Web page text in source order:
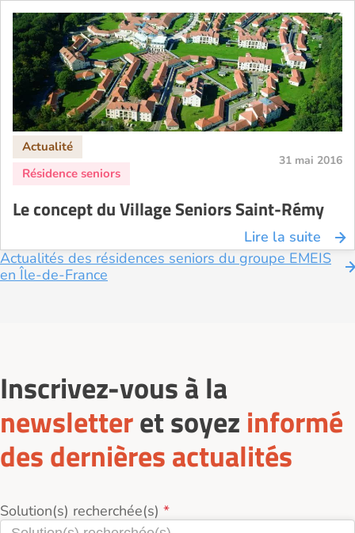
31 mai 2016
Le concept du Village Seniors Saint-Rémy
Lire la suite
Actualités des résidences seniors du groupe EMEIS
en Île-de-France
Inscrivez-vous à la
newsletteret soyez informé
des dernières actualités
Solution(s) recherchée(s)